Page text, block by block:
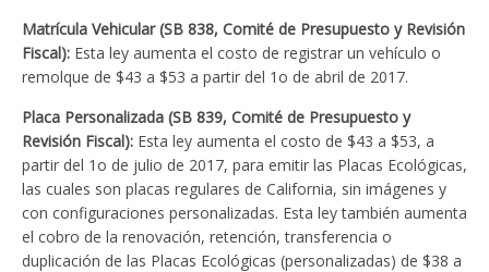
Matrícula Vehicular (SB 838, Comité de Presupuesto y Revisión
Fiscal): Esta ley aumenta el costo de registrar un vehículo o
remolque de $43 a $53 a partir del 1o de abril de 2017.
Placa Personalizada (SB 839, Comité de Presupuesto y
Revisión Fiscal): Esta ley aumenta el costo de $43 a $53, a
partir del 1o de julio de 2017, para emitir las Placas Ecológicas,
las cuales son placas regulares de California, sin imágenes y
con configuraciones personalizadas. Esta ley también aumenta
el cobro de la renovación, retención, transferencia o
duplicación de las Placas Ecológicas (personalizadas) de $38 a